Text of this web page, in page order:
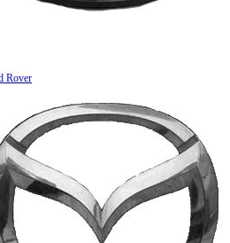
Rover